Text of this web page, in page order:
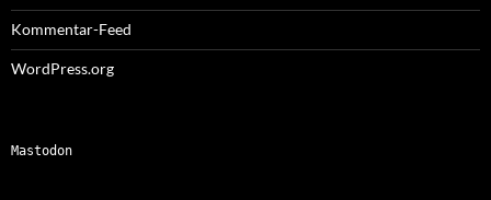
Kommentar-Feed
WordPress.org
Mastodon